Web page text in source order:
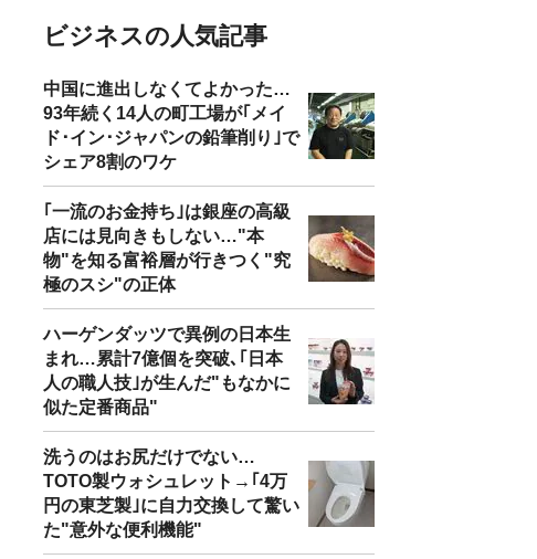
ビジネスの人気記事
中国に進出しなくてよかった…
93年続く14人の町工場が｢メイ
ド･イン･ジャパンの鉛筆削り｣で
シェア8割のワケ
｢一流のお金持ち｣は銀座の高級
店には見向きもしない…"本
物"を知る富裕層が行きつく"究
極のスシ"の正体
ハーゲンダッツで異例の日本生
まれ…累計7億個を突破､｢日本
人の職人技｣が生んだ"もなかに
似た定番商品"
洗うのはお尻だけでない…
TOTO製ウォシュレット→｢4万
円の東芝製｣に自力交換して驚い
た"意外な便利機能"